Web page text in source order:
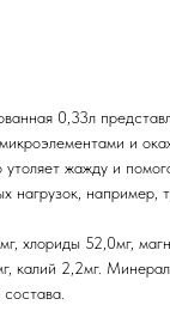
0,33л
и
жажду и
нагрузок, например,
хлориды 52,0мг,
калий 2,2мг.